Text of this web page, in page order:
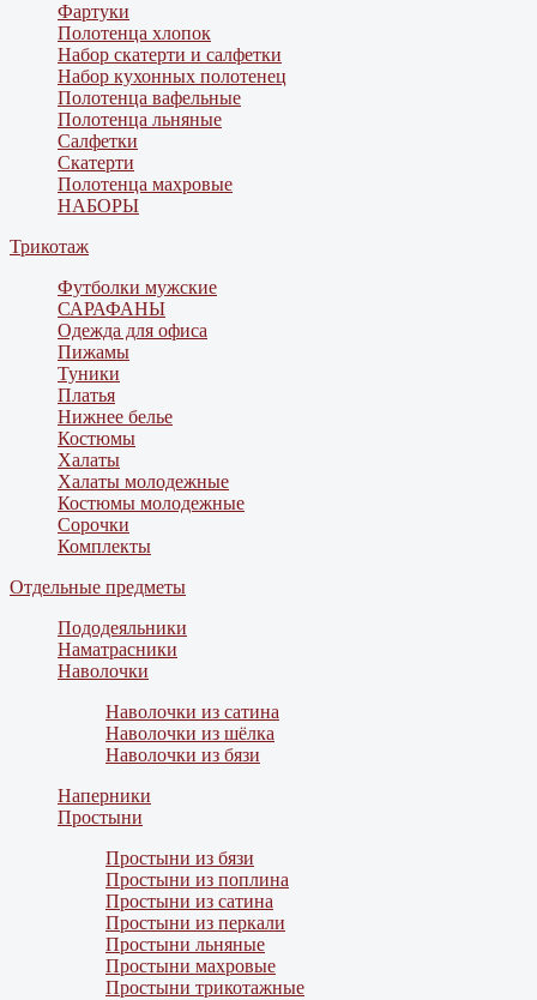
Фартуки
Полотенца хлопок
Набор скатерти и салфетки
Набор кухонных полотенец
Полотенца вафельные
Полотенца льняные
Салфетки
Скатерти
Полотенца махровые
НАБОРЫ
Трикотаж
Футболки мужские
САРАФАНЫ
Одежда для офиса
Пижамы
Туники
Платья
Нижнее белье
Костюмы
Халаты
Халаты молодежные
Костюмы молодежные
Сорочки
Комплекты
Отдельные предметы
Пододеяльники
Наматрасники
Наволочки
Наволочки из сатина
Наволочки из шёлка
Наволочки из бязи
Наперники
Простыни
Простыни из бязи
Простыни из поплина
Простыни из сатина
Простыни из перкали
Простыни льняные
Простыни махровые
Простыни трикотажные